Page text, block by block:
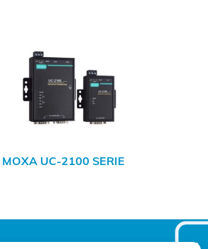
MOXA UC-2100 SERIE